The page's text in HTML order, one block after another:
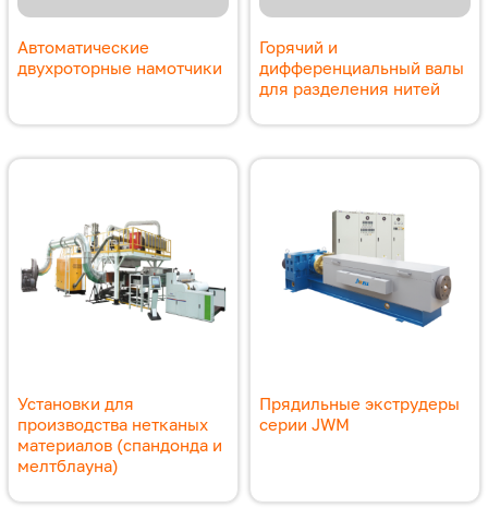
Автоматические
двухроторные намотчики
Горячий и
дифференциальный валы
для разделения нитей
Установки для
производства нетканых
материалов (спандонда и
мелтблауна)
Прядильные экструдеры
серии JWM